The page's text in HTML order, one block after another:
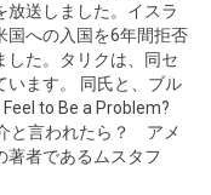
放送しました。イスラ
国への入国を6年間拒否
した。タリクは、同セ
います。 同氏と、ブル
to Be a Problem?
と言われたら？ アメ
著者であるムスタフ